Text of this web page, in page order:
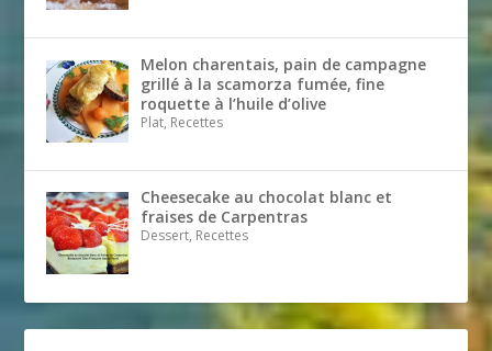
Melon charentais, pain de campagne
grillé à la scamorza fumée, fine
roquette à l’huile d’olive
Plat, Recettes
Cheesecake au chocolat blanc et
fraises de Carpentras
Dessert, Recettes